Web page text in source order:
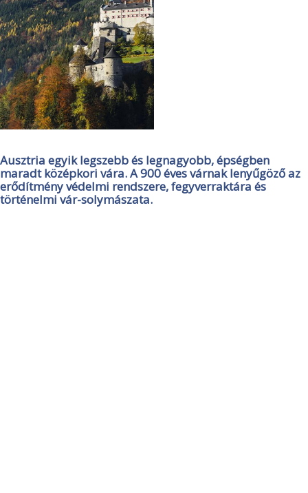
Ausztria egyik legszebb és legnagyobb, épségben
maradt középkori vára. A 900 éves várnak lenyűgöző az
erődítmény védelmi rendszere, fegyverraktára és
történelmi vár-solymászata.